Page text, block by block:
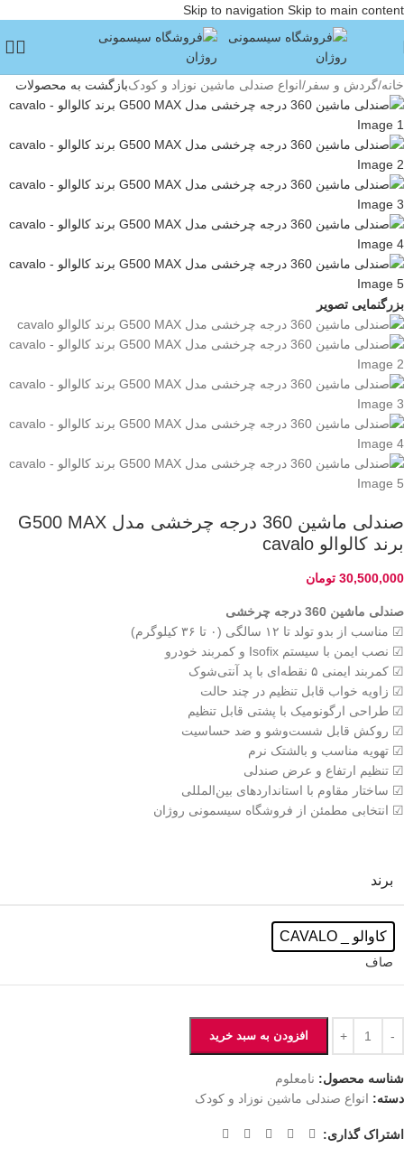
Skip to navigation Skip to main content
خانه/گردش و سفر /انواع صندلی ماشین نوزاد و کودکبازگشت به محصولات
بزرگنمایی تصویر
صندلی ماشین 360 درجه چرخشی مدل G500 MAX
برند کالوالو cavalo
30,500,000 تومان
صندلی ماشین 360 درجه چرخشی
☑ مناسب از بدو تولد تا ۱۲ سالگی (۰ تا ۳۶ کیلوگرم)
☑ نصب ایمن با سیستم Isofix و کمربند خودرو
☑ کمربند ایمنی ۵ نقطه‌ای با پد آنتی‌شوک
☑ زاویه خواب قابل تنظیم در چند حالت
☑ طراحی ارگونومیک با پشتی قابل تنظیم
☑ روکش قابل شست‌وشو و ضد حساسیت
☑ تهویه مناسب و بالشتک نرم
☑ تنظیم ارتفاع و عرض صندلی
☑ ساختار مقاوم با استانداردهای بین‌المللی
☑ انتخابی مطمئن از فروشگاه سیسمونی روژان
برند
کاوالو _ CAVALO
صاف
افزودن به سبد خرید
شناسه محصول: نامعلوم
دسته: انواع صندلی ماشین نوزاد و کودک
اشتراک گذاری: